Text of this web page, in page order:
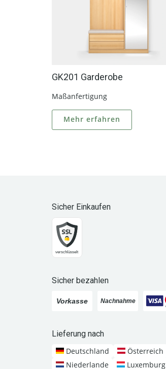
GK201 Garderobe
Maßanfertigung
Mehr erfahren
Sicher Einkaufen
Sicher bezahlen
Lieferung nach
Deutschland
Österreich
Niederlande
Luxemburg